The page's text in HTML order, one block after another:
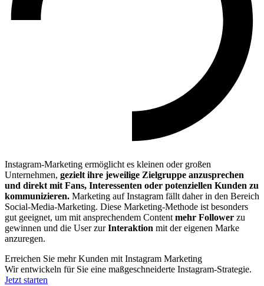
Instagram-Marketing ermöglicht es kleinen oder großen
Unternehmen, gezielt ihre jeweilige Zielgruppe anzusprechen
und direkt mit Fans, Interessenten oder potenziellen Kunden zu
kommunizieren. Marketing auf Instagram fällt daher in den Bereich
Social-Media-Marketing. Diese Marketing-Methode ist besonders
gut geeignet, um mit ansprechendem Content mehr Follower zu
gewinnen und die User zurInteraktion mit der eigenen Marke
anzuregen.
Erreichen Sie mehr Kunden mit Instagram Marketing
Wir entwickeln für Sie eine maßgeschneiderte Instagram-Strategie.
Jetzt starten